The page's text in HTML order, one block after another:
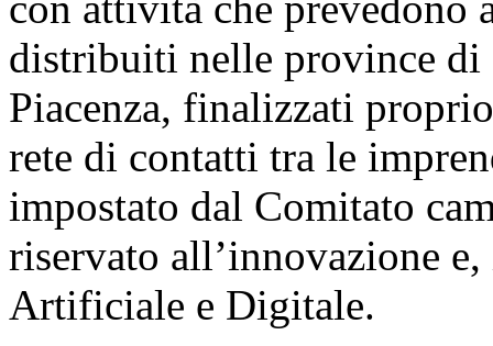
distribuiti nelle province di
Piacenza, finalizzati
rete di contatti tra le
impostato dal Comitato
riservato all’innovazione
Artificiale e Digitale.